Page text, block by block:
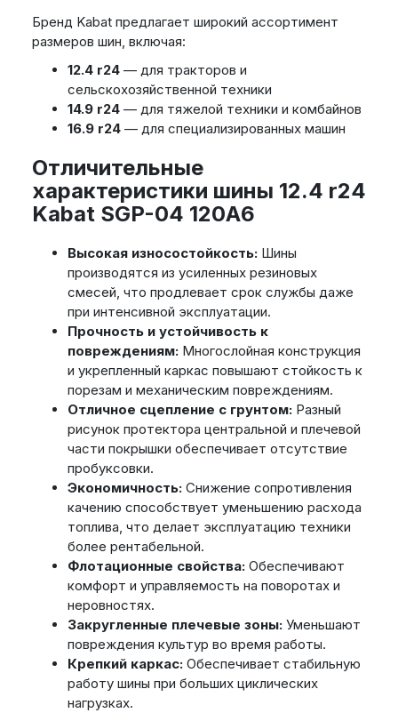
Бренд Kabat предлагает широкий ассортимент
размеров шин, включая:
12.4 r24— для тракторов и
сельскохозяйственной техники
14.9 r24— для тяжелой техники и комбайнов
16.9 r24— для специализированных машин
Отличительные
характеристики шины 12.4 r24
Kabat SGP-04 120A6
Высокая износостойкость:Шины
производятся из усиленных резиновых
смесей, что продлевает срок службы даже
при интенсивной эксплуатации.
Прочность и устойчивость к
повреждениям:Многослойная конструкция
и укрепленный каркас повышают стойкость к
порезам и механическим повреждениям.
Отличное сцепление с грунтом:Разный
рисунок протектора центральной и плечевой
части покрышки обеспечивает отсутствие
пробуксовки.
Экономичность:Снижение сопротивления
качению способствует уменьшению расхода
топлива, что делает эксплуатацию техники
более рентабельной.
Флотационные свойства:Обеспечивают
комфорт и управляемость на поворотах и
неровностях.
Закругленные плечевые зоны:Уменьшают
повреждения культур во время работы.
Крепкий каркас:Обеспечивает стабильную
работу шины при больших циклических
нагрузках.